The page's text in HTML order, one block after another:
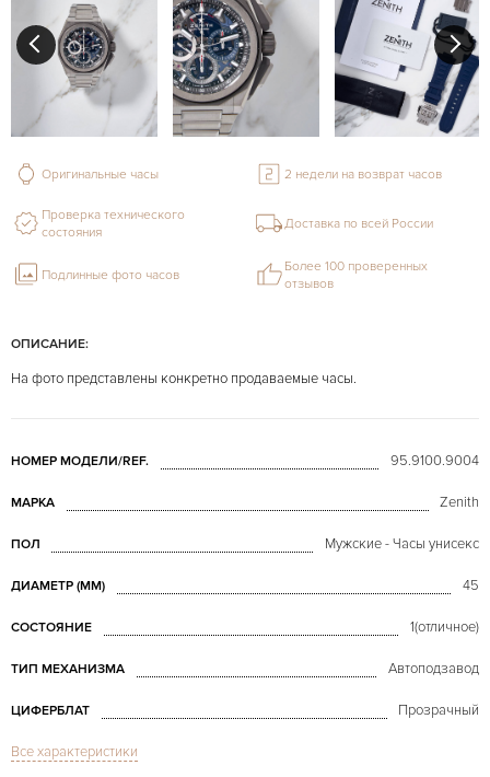
ОПИСАНИЕ:
На фото представлены конкретно продаваемые часы.
НОМЕР МОДЕЛИ/REF. 95.9100.9004
МАРКА Zenith
ПОЛ Мужские - Часы унисекс
ДИАМЕТР (MM) 45
СОСТОЯНИЕ 1(отличное)
ТИП МЕХАНИЗМА Автоподзавод
ЦИФЕРБЛАТ Прозрачный
СТЕКЛО
Все характеристики
Оригинальные часы 2 недели на возврат часов
Проверка технического
состояния
Доставка по всей России
Подлинные фото часов
Более 100 проверенных
отзывов